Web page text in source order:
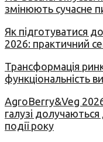
змінюють сучасне
Як підготуватися
2026: практичний
Трансформація
функціональність
AgroBerry&Veg 2026
галузі
події року